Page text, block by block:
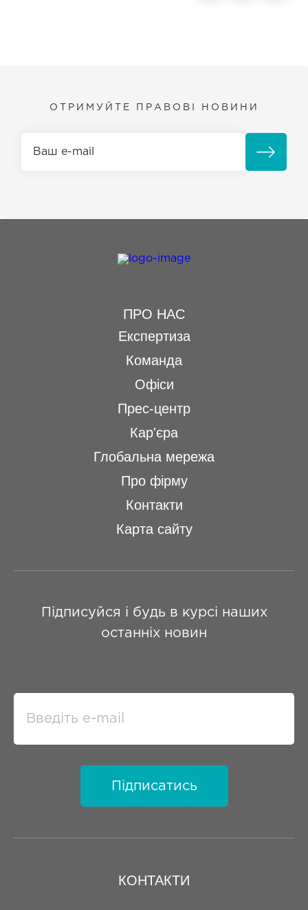
ОТРИМУЙТЕ ПРАВОВІ НОВИНИ
КОНТАКТИ
ПРО НАС
Експертиза
Команда
Офіси
Прес-центр
Кар'єра
Глобальна мережа
Про фірму
Контакти
Карта сайту
Підписуйся і будь в курсі наших
останніх новин
Підписатись